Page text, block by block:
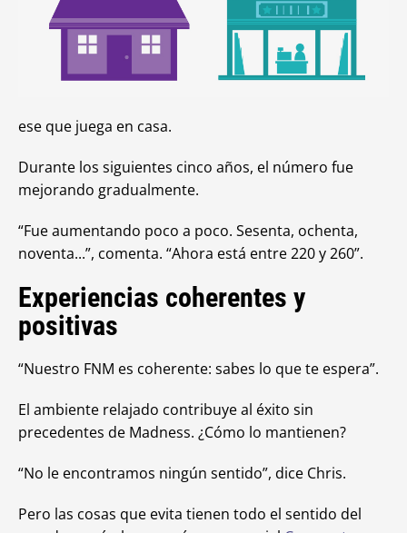
ese que juega en casa.
Durante los siguientes cinco años, el número fue
mejorando gradualmente.
“Fue aumentando poco a poco. Sesenta, ochenta,
noventa...”, comenta. “Ahora está entre 220 y 260”.
Experiencias coherentes y
positivas
“Nuestro FNM es coherente: sabes lo que te espera”.
El ambiente relajado contribuye al éxito sin
precedentes de Madness. ¿Cómo lo mantienen?
“No le encontramos ningún sentido”, dice Chris.
Pero las cosas que evita tienen todo el sentido del